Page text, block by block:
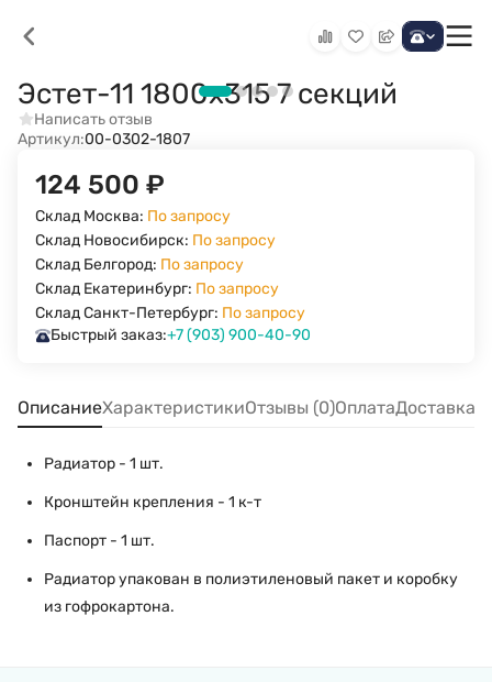
Эстет-11 1800х315 7 секций
Написать отзыв
Артикул:00-0302-1807
124 500 ₽
Склад Москва: По запросу
Склад Новосибирск: По запросу
Склад Белгород: По запросу
Склад Екатеринбург: По запросу
Склад Санкт-Петербург: По запросу
Быстрый заказ:+7 (903) 900-40-90
ОписаниеХарактеристикиОтзывы (0)ОплатаДоставка
Радиатор - 1 шт.
Кронштейн крепления - 1 к-т
Паспорт - 1 шт.
Радиатор упакован в полиэтиленовый пакет и коробку
из гофрокартона.